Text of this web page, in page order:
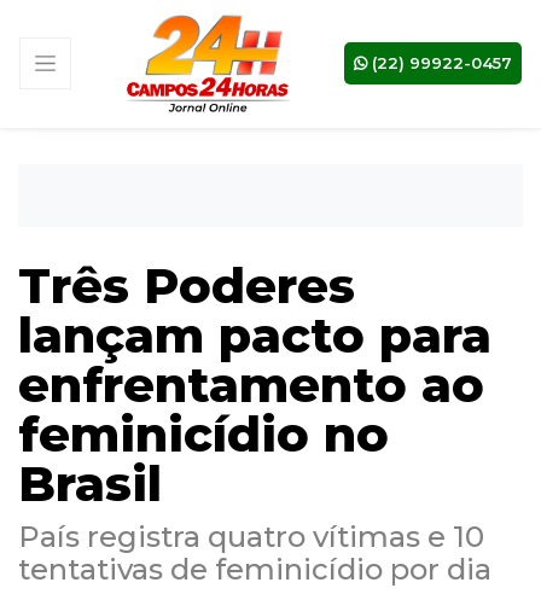
(22) 99922-0457
Três Poderes
lançam pacto para
enfrentamento ao
feminicídio no
Brasil
País registra quatro vítimas e 10
tentativas de feminicídio por dia